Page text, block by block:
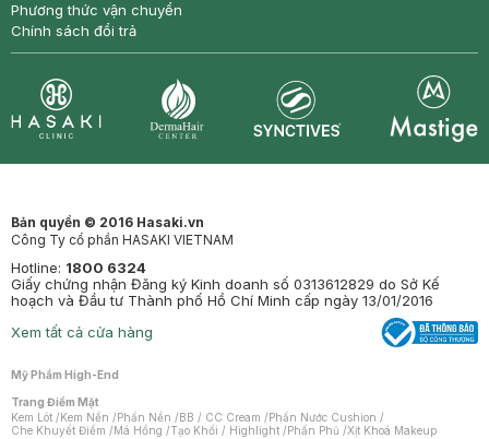
Phương thức vận chuyển
Chính sách đổi trả
Bản quyền © 2016 Hasaki.vn
Công Ty cổ phần HASAKI VIETNAM
Hotline: 1800 6324
Giấy chứng nhận Đăng ký Kinh doanh số 0313612829 do Sở Kế
hoạch và Đầu tư Thành phố Hồ Chí Minh cấp ngày 13/01/2016
Xem tất cả cửa hàng
Mỹ Phẩm High-End
Trang Điểm Mặt
Kem Lót /Kem Nền /Phấn Nền /BB / CC Cream /Phấn Nước Cushion /
Che Khuyết Điểm /Má Hồng /Tạo Khối / Highlight /Phấn Phủ /Xịt Khoá Makeup